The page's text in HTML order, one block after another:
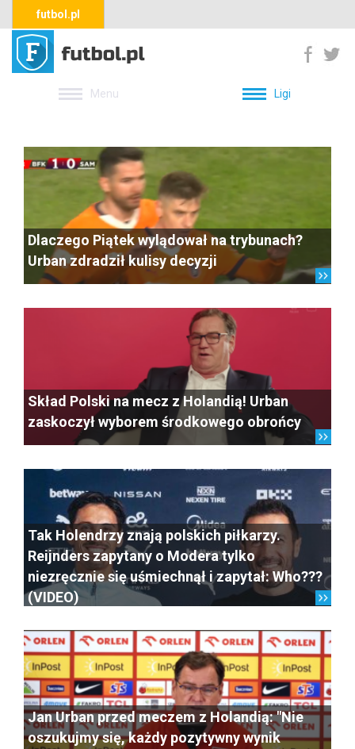
futbol.pl
Menu Ligi
Dlaczego Piątek wylądował na trybunach?
Urban zdradził kulisy decyzji
Skład Polski na mecz z Holandią! Urban
zaskoczył wyborem środkowego obrońcy
Tak Holendrzy znają polskich piłkarzy.
Reijnders zapytany o Modera tylko
niezręcznie się uśmiechnął i zapytał: Who???
(VIDEO)
Jan Urban przed meczem z Holandią: "Nie
oszukujmy się, każdy pozytywny wynik